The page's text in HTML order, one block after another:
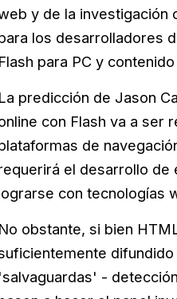
y de la investigación
los desarrolladores
Flash para PC y
La predicción de Jason
con Flash va a ser
de
el desarrollo de
con tecnologías
No obstante, si bien
difundido
'salvaguardas' -